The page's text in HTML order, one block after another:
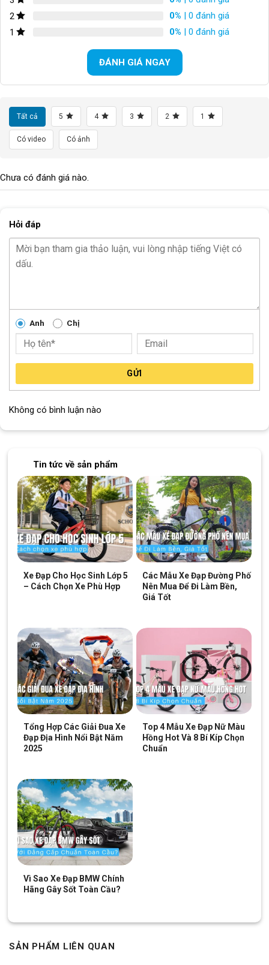
2
0% | 0 đánh giá
1
0% | 0 đánh giá
ĐÁNH GIÁ NGAY
Tất cả 5 4 3 2 1
Có video Có ảnh
Chưa có đánh giá nào.
Hỏi đáp
Anh Chị
GỬI
Không có bình luận nào
Tin tức về sản phẩm
Xe Đạp Cho Học Sinh Lớp 5
– Cách Chọn Xe Phù Hợp
Các Mẫu Xe Đạp Đường Phố
Nên Mua Để Đi Làm Bền,
Giá Tốt
Tổng Hợp Các Giải Đua Xe
Đạp Địa Hình Nổi Bật Năm
2025
Top 4 Mẫu Xe Đạp Nữ Màu
Hồng Hot Và 8 Bí Kíp Chọn
Chuẩn
Vì Sao Xe Đạp BMW Chính
Hãng Gây Sốt Toàn Cầu?
SẢN PHẨM LIÊN QUAN